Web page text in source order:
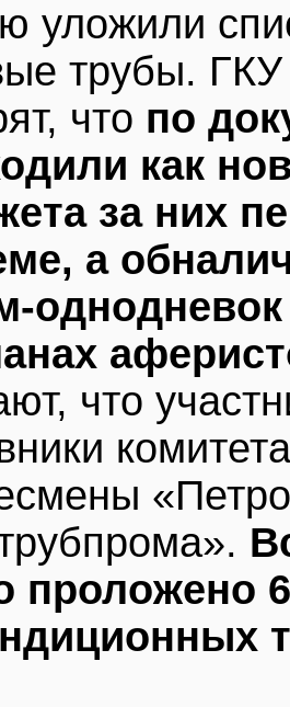
уложили
трубы.
что по
как
за них
а
однодневок
что
проложено